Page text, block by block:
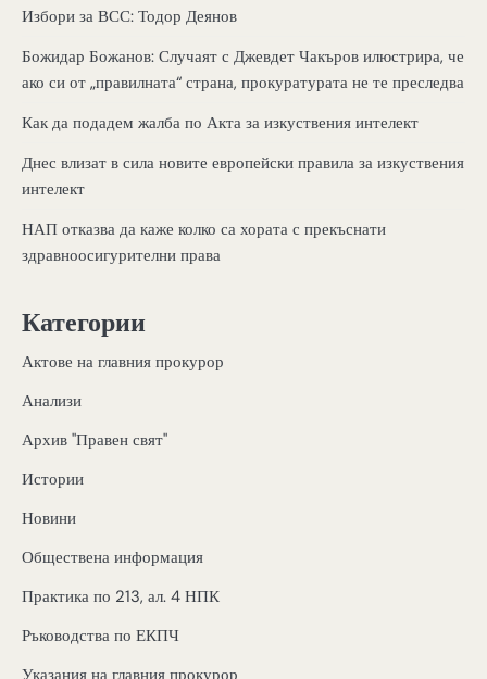
Избори за ВСС: Тодор Деянов
Божидар Божанов: Случаят с Джевдет Чакъров илюстрира, че
ако си от „правилната“ страна, прокуратурата не те преследва
Как да подадем жалба по Акта за изкуствения интелект
Днес влизат в сила новите европейски правила за изкуствения
интелект
НАП отказва да каже колко са хората с прекъснати
здравноосигурителни права
Категории
Актове на главния прокурор
Анализи
Архив "Правен свят"
Истории
Новини
Обществена информация
Практика по 213, ал. 4 НПК
Ръководства по ЕКПЧ